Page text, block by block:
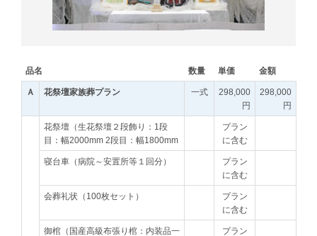
品名 数量 単価 金額
Ａ 花祭壇家族葬プラン 一式
298,000
円
298,000
円
花祭壇（生花祭壇２段飾り：1段
目：幅2000mm 2段目：幅1800mm
プラン
に含む
寝台車（病院～安置所等１回分）
プラン
に含む
会葬礼状（100枚セット）
プラン
に含む
御棺（国産高級布張り棺：内装品一
プラン